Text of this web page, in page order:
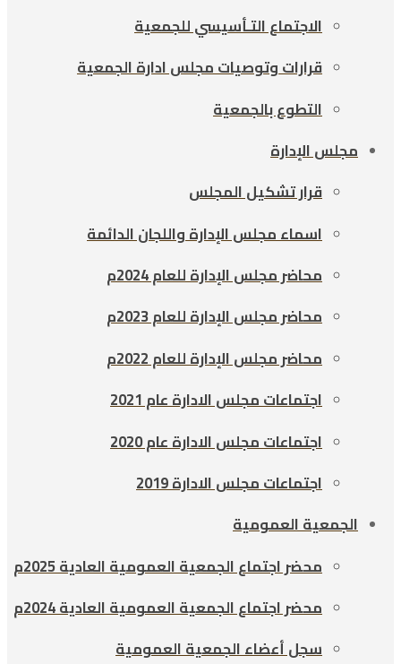
الاجتماع التـأسيسي للجمعية
قرارات وتوصيات مجلس ادارة الجمعية
التطوع بالجمعية
مجلس الإدارة
قرار تشكيل المجلس
اسماء مجلس الإدارة واللجان الدائمة
محاضر مجلس الإدارة للعام 2024م
محاضر مجلس الإدارة للعام 2023م
محاضر مجلس الإدارة للعام 2022م
اجتماعات مجلس الادارة عام 2021
اجتماعات مجلس الادارة عام 2020
اجتماعات مجلس الادارة 2019
الجمعية العمومية
محضر اجتماع الجمعية العمومية العادية 2025م
محضر اجتماع الجمعية العمومية العادية 2024م
سجل أعضاء الجمعية العمومية